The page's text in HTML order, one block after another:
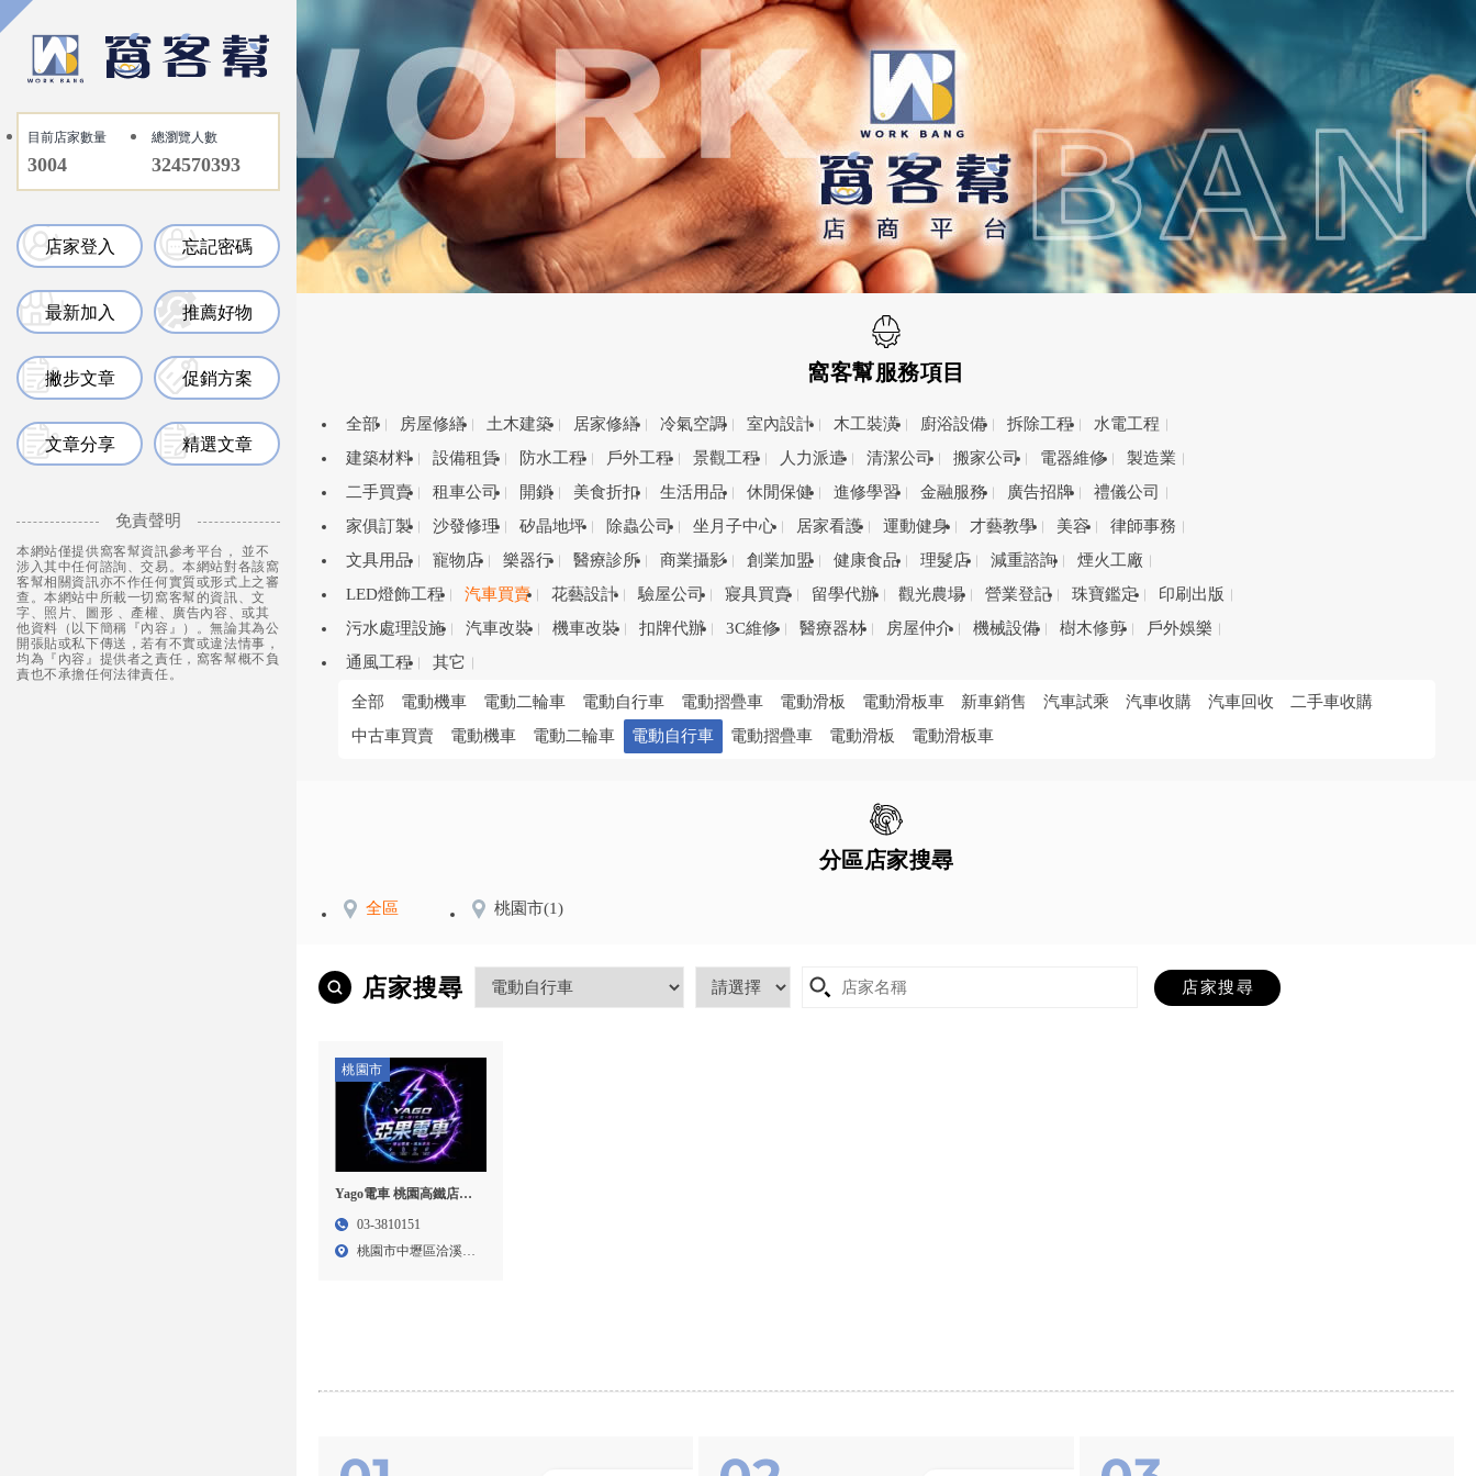
目前店家數量
3004
總瀏覽人數
324570393
店家登入 忘記密碼
最新加入 推薦好物
撇步文章 促銷方案
文章分享 精選文章
免責聲明
本網站僅提供窩客幫資訊參考平台， 並不
涉入其中任何諮詢、交易。本網站對各該窩
客幫相關資訊亦不作任何實質或形式上之審
查。本網站中所載一切窩客幫的資訊、文
字、照片、圖形 、產權、廣告內容、或其
他資料（以下簡稱『內容』）。無論其為公
開張貼或私下傳送，若有不實或違法情事，
均為『內容』提供者之責任，窩客幫概不負
責也不承擔任何法律責任。
窩客幫服務項目
全部 房屋修繕 土木建築 居家修繕 冷氣空調 室內設計 木工裝潢 廚浴設備 拆除工程
水電工程
建築材料
設備租賃 防水工程 戶外工程 景觀工程 人力派遣 清潔公司 搬家公司 電器維修
製造業
二手買賣
租車公司 開鎖 美食折扣 生活用品 休閒保健 進修學習 金融服務 廣告招牌
禮儀公司
家俱訂製
沙發修理 矽晶地坪 除蟲公司 坐月子中心 居家看護 運動健身 才藝教學 美容
律師事務
文具用品
寵物店 樂器行 醫療診所 商業攝影 創業加盟 健康食品 理髮店 減重諮詢
煙火工廠
LED燈飾工程
汽車買賣 花藝設計 驗屋公司 寢具買賣 留學代辦 觀光農場 營業登記 珠寶鑑定
印刷出版
污水處理設施
汽車改裝 機車改裝 扣牌代辦 3C維修 醫療器材 房屋仲介 機械設備 樹木修剪
戶外娛樂
通風工程
其它
全部 電動機車 電動二輪車 電動自行車 電動摺疊車 電動滑板 電動滑板車 新車銷售 汽車試乘 汽車收購 汽車回收
二手車收購
中古車買賣
電動機車 電動二輪車 電動自行車 電動摺疊車 電動滑板 電動滑板車
分區店家搜尋
全區 桃園市(1)
店家搜尋
桃園市
Yago電車 桃園高鐵店｜
電輔車, 電動腳踏車, 桃園
03-3810151
桃園市中壢區洽溪路